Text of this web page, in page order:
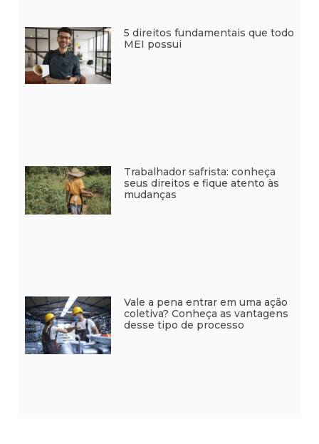
5 direitos fundamentais que todo
MEI possui
Trabalhador safrista: conheça
seus direitos e fique atento às
mudanças
Vale a pena entrar em uma ação
coletiva? Conheça as vantagens
desse tipo de processo